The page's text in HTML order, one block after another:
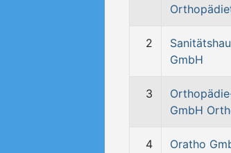
2
GmbH
3
GmbH
4
Oratho